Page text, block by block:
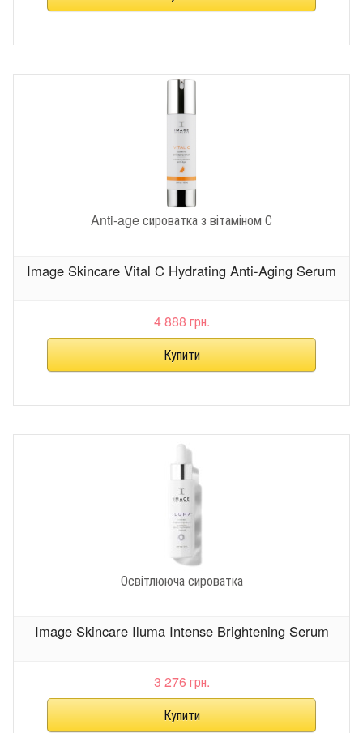
Anti-age сироватка з вітаміном С
Image Skincare Vital C Hydrating Anti-Aging Serum
4 888 грн.
Освітлююча сироватка
Image Skincare Iluma Intense Brightening Serum
3 276 грн.